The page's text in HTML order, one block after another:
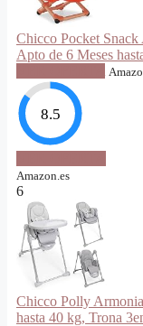
Chicco Pocket
Apto de 6 Meses
8.5
Amazon.es
6
Chicco Polly
hasta 40 kg, Trona